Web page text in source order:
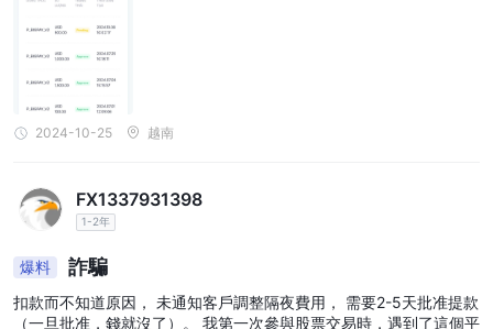
2024-10-25 越南
FX1337931398
1-2年
爆料 詐騙
扣款而不知道原因， 未通知客戶調整隔夜費用， 需要2-5天批准提款
（一旦批准，錢就沒了）。 我第一次參與股票交易時，遇到了這個平